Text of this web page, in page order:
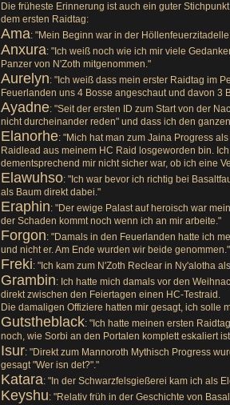
Die früheste Erinnerung ist auch ein guter
dem ersten Raidtag:
Ama: "Mein Beginn war in der
Anxura: "Ich weiß noch wie ich mir viele
Panzer von N'Zoth mitgenommen."
Aurelyn: "Ich weiß dass mein erster Raidtag im
Feuerlanden uns 4 Bosse angeschaut und davon 3
Ayadne: "Seit der ersten ID zum Start von der
nicht durcheinander reden" und dass ich den
Elanorhe: "Mich hat man zum Jaina Progress
Raidlead aus meinem HC Raid losgeworden bin.
dementsprechend mir nicht sicher war, ob ich eine
Elawuhso: "Ich war bevor ich richtig bei
als Baum direkt dabei."
Eraphin: "Der ewige Palast auf heroisch war
der Schaden kommt noch wenn ich an mir arbeite."
Forgon: "Damals in den Feuerlanden hatte ich
und nicht er. Am Ende wurden wir beide genommen."
Freki: "Ich kam zum N'Zoth Reclear in Ny'alotha
Grambin: Ich hatte mich damals vor den
direkt zwischen den Feiertagen einen HC-Testraid.
Die damaligen Offiziere hatten mir gesagt, ich solle
Gutstheblack: "Ich hatte meinen ersten
noch, wie Sorbi an den Portalen komplett eskaliert
Isur: "Direkt zum Mannoroth Mythisch Progress
gesagt "Wer isn det?"."
Katara: "In der Schwarzfelsgießerei kam ich als
Keyshu: "Relativ früh in der Geschichte von